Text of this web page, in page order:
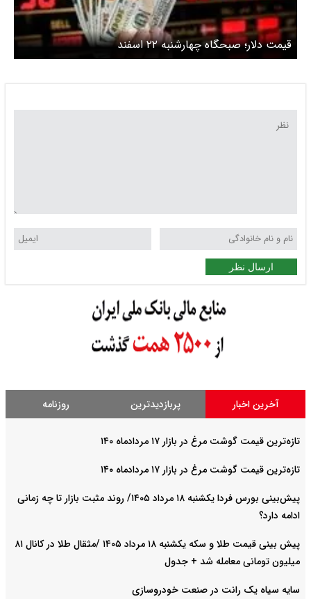
قیمت دلار؛ صبحگاه چهارشنبه ۲۲ اسفند
ارسال نظر
آخرین اخبار پربازدیدترین روزنامه
تازه‌ترین قیمت گوشت مرغ در بازار ۱۷ مردادماه ۱۴۰
تازه‌ترین قیمت گوشت مرغ در بازار ۱۷ مردادماه ۱۴۰
پیش‌بینی بورس فردا یکشنبه ۱۸ مرداد ۱۴۰۵/ روند مثبت بازار تا چه زمانی
ادامه دارد؟
پیش‌ بینی قیمت طلا و سکه یکشنبه ۱۸ مرداد ۱۴۰۵ /مثقال طلا در کانال ۸۱
میلیون تومانی معامله شد + جدول
سایه سیاه یک رانت در صنعت خودروسازی